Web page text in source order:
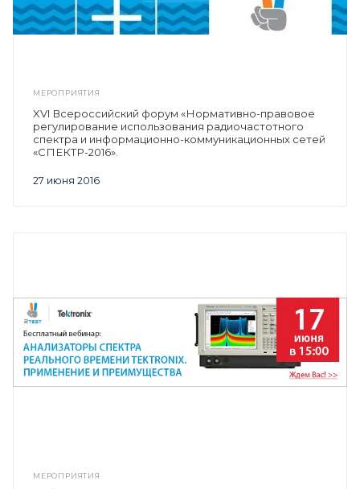
МЕРОПРИЯТИЯ
27 июня 2016
XVI Всероссийский форум «Нормативно-правовое
регулирование использования радиочастотного
спектра и информационно-коммуникационных сетей
«СПЕКТР-2016».
МЕРОПРИЯТИЯ